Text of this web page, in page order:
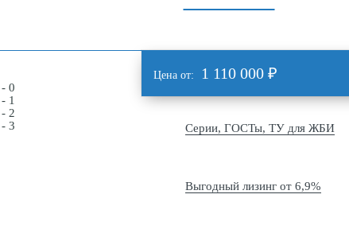
Цена от: 1 110 000 ₽
Серии, ГОСТы, ТУ для ЖБИ
Выгодный лизинг от 6,9%